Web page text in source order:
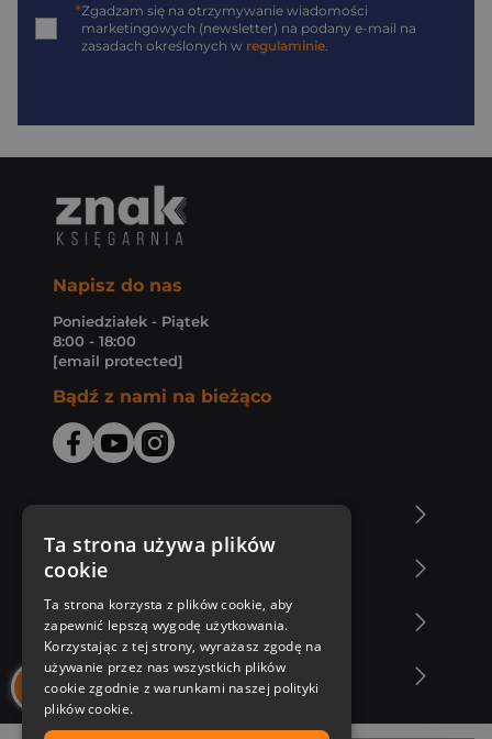
*Zgadzam się na otrzymywanie wiadomości
marketingowych (newsletter) na podany e-mail na
zasadach określonych w regulaminie.
Napisz do nas
Poniedziałek - Piątek
8:00 - 18:00
[email protected]
Bądź z nami na bieżąco
Zakupy u nas
Nasza oferta
Nasi autorzy
Ta strona używa plików
cookie
Ta strona korzysta z plików cookie, aby
zapewnić lepszą wygodę użytkowania.
Korzystając z tej strony, wyrażasz zgodę na
używanie przez nas wszystkich plików
cookie zgodnie z warunkami naszej polityki
plików cookie.